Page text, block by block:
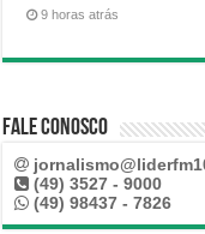
9 horas atrás
Fale Conosco
(49) 3527 - 9000
(49) 98437 - 7826